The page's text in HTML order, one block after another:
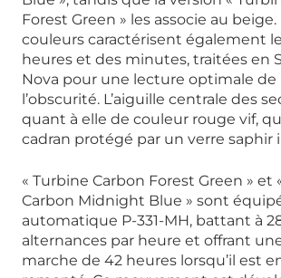
Forest Green » les associe au
couleurs caractérisent également
heures et des minutes, traitées en
Nova pour une lecture optimale de
l’obscurité. L’aiguille centrale des
quant à elle de couleur rouge vif,
cadran protégé par un verre saphir
« Turbine Carbon Forest Green » et
Carbon Midnight Blue » sont
automatique P-331-MH, battant à
alternances par heure et offrant
marche de 42 heures lorsqu’il est